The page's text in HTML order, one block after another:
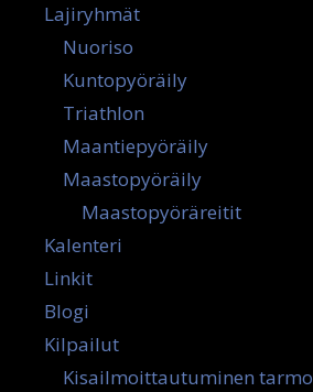
Lajiryhmät
Nuoriso
Kuntopyöräily
Triathlon
Maantiepyöräily
Maastopyöräily
Maastopyöräreitit
Kalenteri
Linkit
Blogi
Kilpailut
Kisailmoittautuminen tarmo